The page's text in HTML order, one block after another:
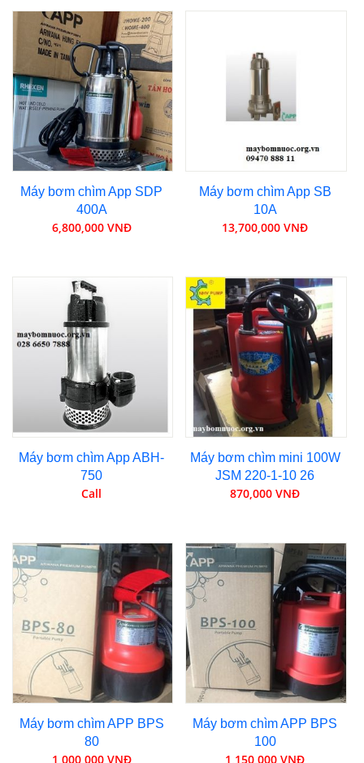
Máy bơm chìm App SDP
400A
6,800,000 VNĐ
Máy bơm chìm App SB
10A
13,700,000 VNĐ
Máy bơm chìm App ABH-
750
Call
Máy bơm chìm mini 100W
JSM 220-1-10 26
870,000 VNĐ
Máy bơm chìm APP BPS
80
1,000,000 VNĐ
Máy bơm chìm APP BPS
100
1,150,000 VNĐ